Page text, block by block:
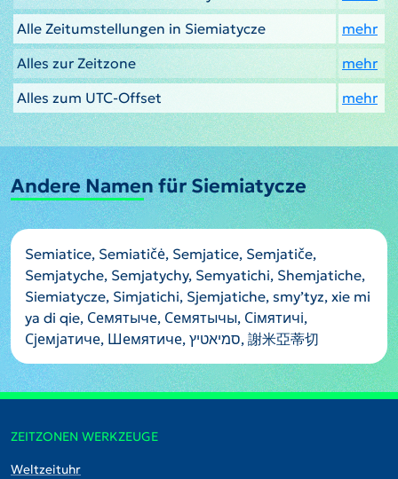
Alle Zeitumstellungen in Siemiatycze
mehr
Alles zur Zeitzone
mehr
Alles zum UTC-Offset
mehr
Andere Namen für Siemiatycze
Semiatice, Semiatičė, Semjatice, Semjatiče,
Semjatyche, Semjatychy, Semyatichi, Shemjatiche,
Siemiatycze, Simjatichi, Sjemjatiche, smyʼtyz, xie mi
ya di qie, Семятыче, Семятычы, Сімятичі,
Сјемјатиче, Шемятиче, סמיאטיץ, 謝米亞蒂切
ZEITZONEN WERKZEUGE
Weltzeituhr